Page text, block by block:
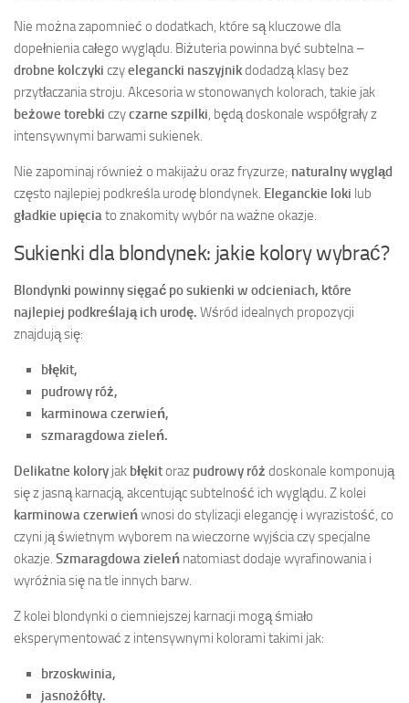
Nie można zapomnieć o dodatkach, które są kluczowe dla
dopełnienia całego wyglądu. Biżuteria powinna być subtelna –
drobne kolczyki czyelegancki naszyjnikdodadzą klasy bez
przytłaczania stroju. Akcesoria w stonowanych kolorach, takie jak
beżowe torebki czyczarne szpilki, będą doskonale współgrały z
intensywnymi barwami sukienek.
Nie zapominaj również o makijażu oraz fryzurze; naturalny wygląd
często najlepiej podkreśla urodę blondynek. Eleganckie loki lub
gładkie upięciato znakomity wybór na ważne okazje.
Sukienki dla blondynek: jakie kolory wybrać?
Blondynki powinny sięgać po sukienki w odcieniach, które
najlepiej podkreślają ich urodę. Wśród idealnych propozycji
znajdują się:
błękit,
pudrowy róż,
karminowa czerwień,
szmaragdowa zieleń.
Delikatne kolory jak błękitoraz pudrowy róż doskonale komponują
się z jasną karnacją, akcentując subtelność ich wyglądu. Z kolei
karminowa czerwieńwnosi do stylizacji elegancję i wyrazistość, co
czyni ją świetnym wyborem na wieczorne wyjścia czy specjalne
okazje. Szmaragdowa zieleń natomiast dodaje wyrafinowania i
wyróżnia się na tle innych barw.
Z kolei blondynki o ciemniejszej karnacji mogą śmiało
eksperymentować z intensywnymi kolorami takimi jak:
brzoskwinia,
jasnożółty.